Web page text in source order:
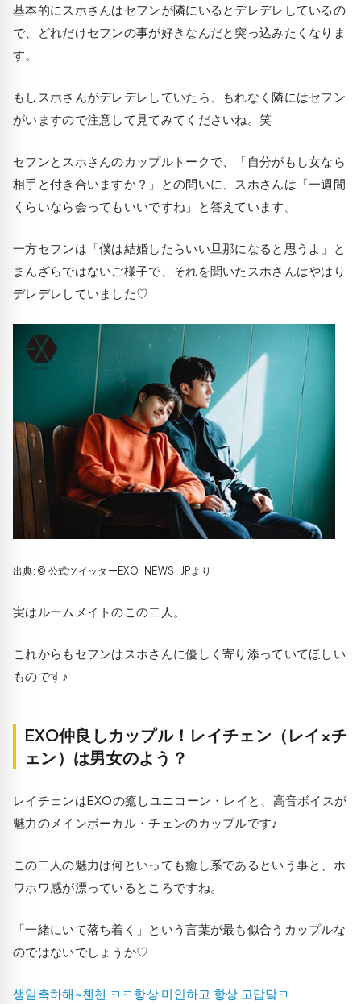
基本的にスホさんはセフンが隣にいるとデレデレしているの
で、どれだけセフンの事が好きなんだと突っ込みたくなりま
す。
もしスホさんがデレデレしていたら、もれなく隣にはセフン
がいますので注意して見てみてくださいね。笑
セフンとスホさんのカップルトークで、「自分がもし女なら
相手と付き合いますか？」との問いに、スホさんは「一週間
くらいなら会ってもいいですね」と答えています。
一方セフンは「僕は結婚したらいい旦那になると思うよ」と
まんざらではないご様子で、それを聞いたスホさんはやはり
デレデレしていました♡
出典: © 公式ツイッターEXO_NEWS_JPより
実はルームメイトのこの二人。
これからもセフンはスホさんに優しく寄り添っていてほしい
ものです♪
EXO仲良しカップル！レイチェン（レイ×チ
ェン）は男女のよう？
レイチェンはEXOの癒しユニコーン・レイと、高音ボイスが
魅力のメインボーカル・チェンのカップルです♪
この二人の魅力は何といっても癒し系であるという事と、ホ
ワホワ感が漂っているところですね。
「一緒にいて落ち着く」という言葉が最も似合うカップルな
のではないでしょうか♡
생일축하해~첸첸 ㅋㅋ항상 미안하고 항상 고맙닼ㅋ